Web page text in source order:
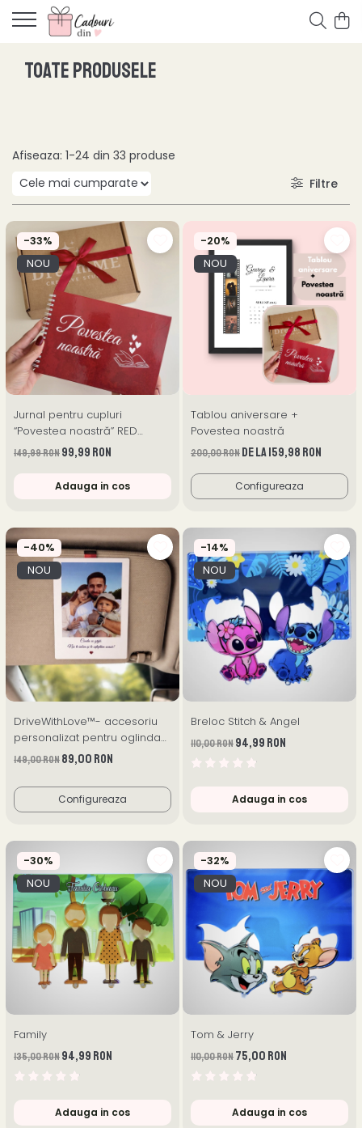
Toate produsele
Afiseaza: 1-24 din 33 produse
Filtre
-33%
NOU
Jurnal pentru cupluri
“Povestea noastră” RED
Edition ❤️
149,99 RON99,99 RON
Adauga in cos
-20%
NOU
Tablou aniversare +
Povestea noastră
200,00 RONde la 159,98 RON
Configureaza
-40%
NOU
DriveWithLove™- accesoriu
personalizat pentru oglinda
mașinii
149,00 RON89,00 RON
Configureaza
-14%
NOU
Breloc Stitch & Angel
110,00 RON94,99 RON
Adauga in cos
-30%
NOU
Family
135,00 RON94,99 RON
Adauga in cos
-32%
NOU
Tom & Jerry
110,00 RON75,00 RON
Adauga in cos